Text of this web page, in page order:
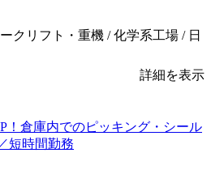
クリフト・重機 / 化学系工場 / 日
詳細を表示